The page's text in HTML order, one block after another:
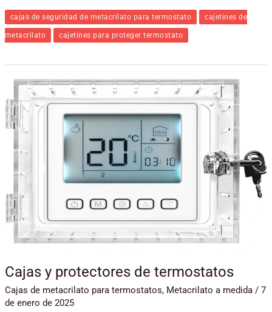
cajas de seguridad de metacrilato para termostato cajetines de
metacrilato cajetines para proteger termostato
Cajas y protectores de termostatos
Cajas de metacrilato para termostatos, Metacrilato a medida/ 7
de enero de 2025
Cajas
y
protectores
de
termostatos